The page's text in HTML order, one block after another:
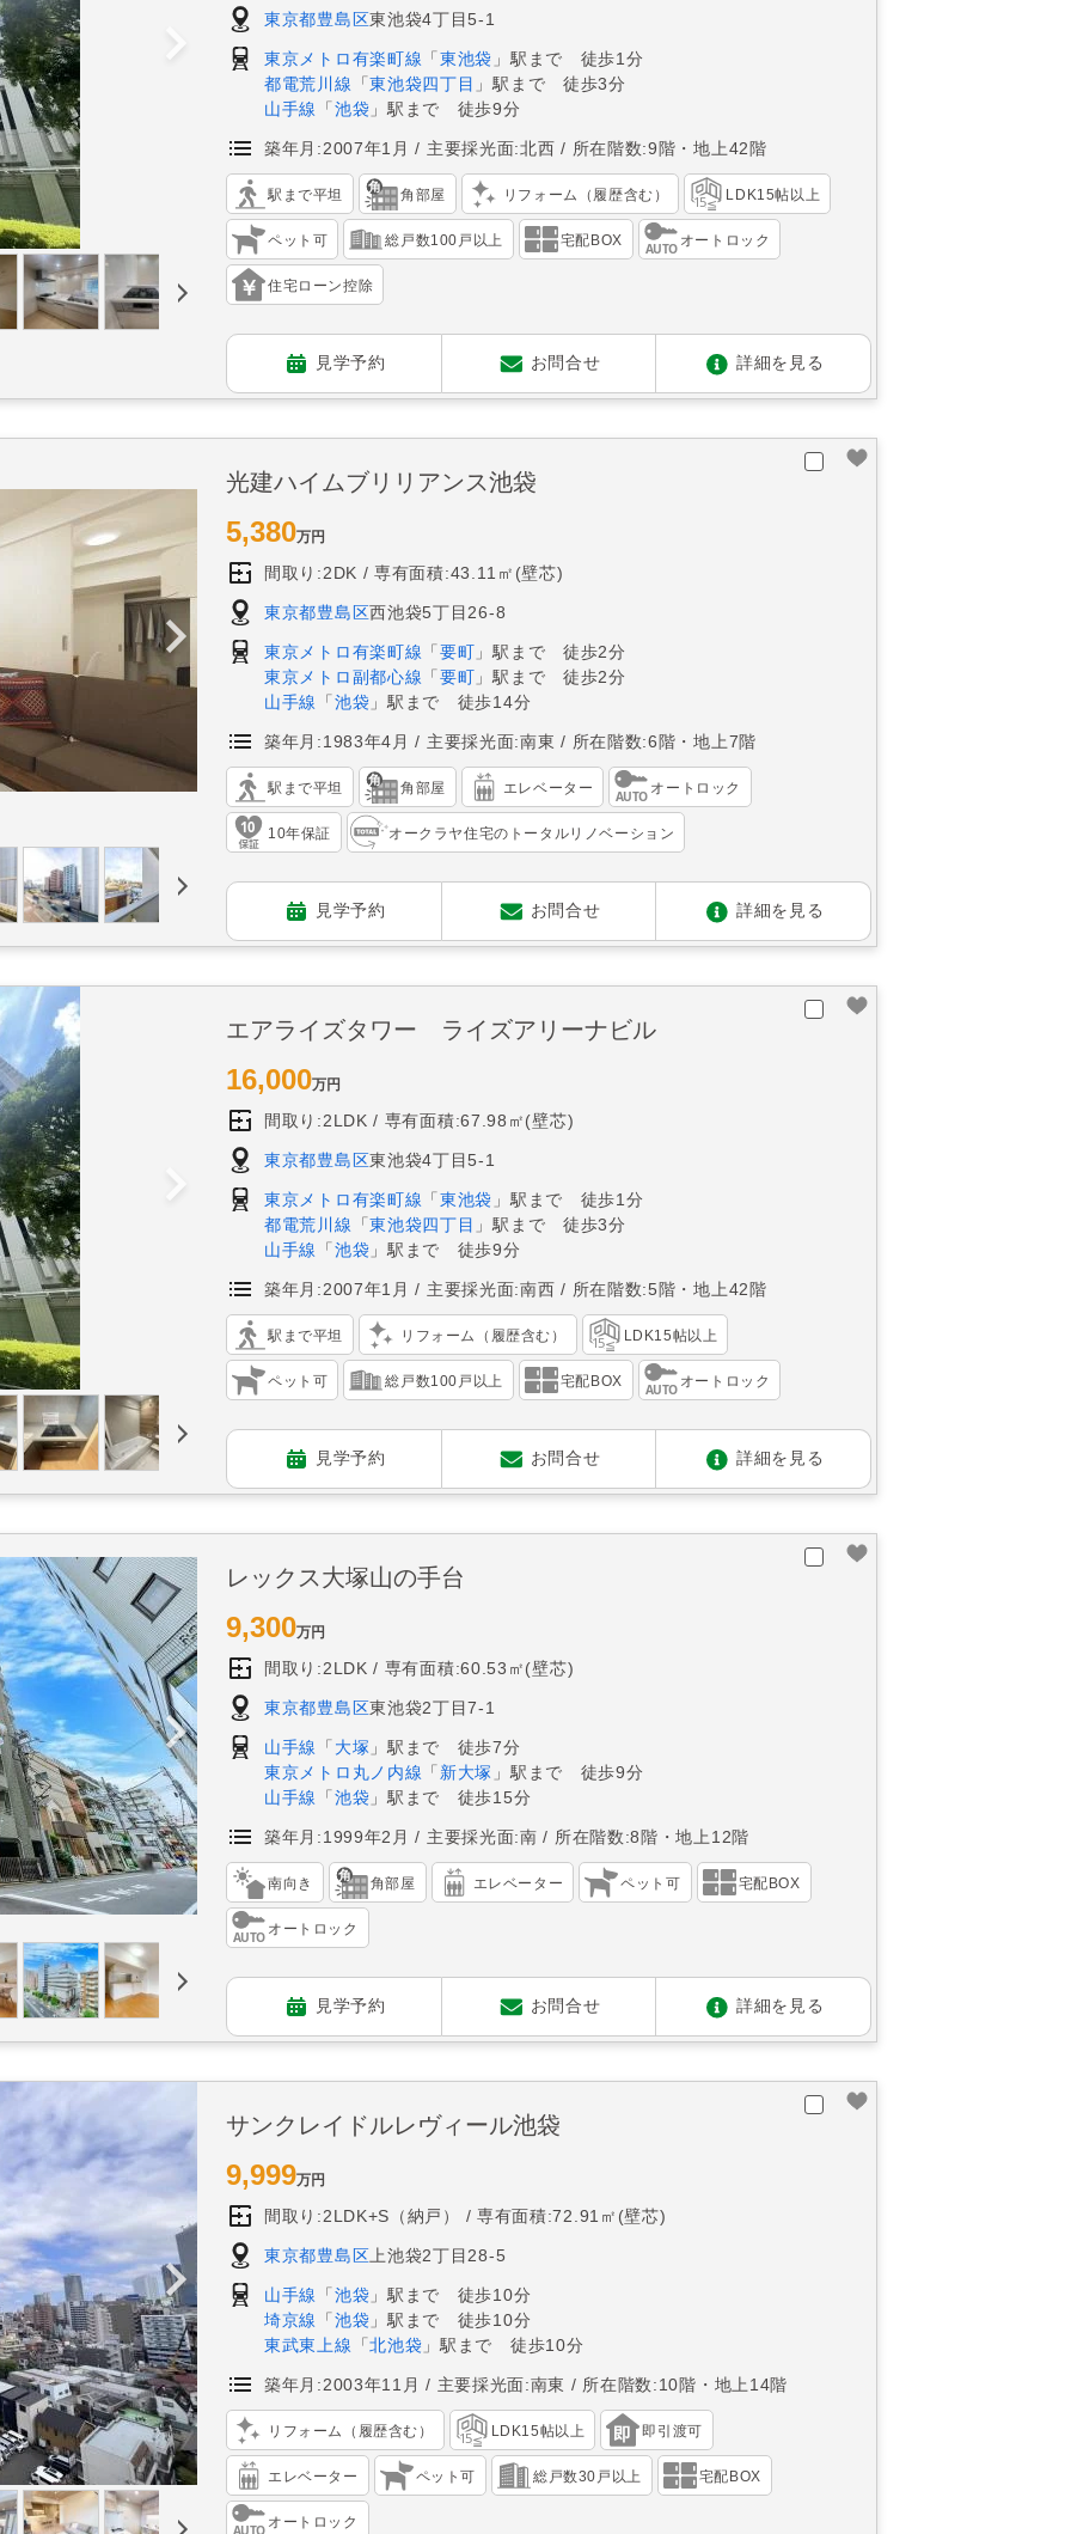
東京都豊島区東池袋4丁目5-1
東京メトロ有楽町線 「東池袋 」駅まで 徒歩1分
都電荒川線 「東池袋四丁目 」駅まで 徒歩3分
山手線
「 池袋 」駅まで 徒歩9分
築年月:2007年1月 主要採光面:北西 所在階数:9階・地上42階
駅まで平坦 角部屋 リフォーム（履歴含む） LDK15帖以上
ペット可 総戸数100戸以上 宅配BOX オートロック
住宅ローン控除
見学予約 お問合せ 詳細を見る
光建ハイムブリリアンス池袋
5,380万円
間取り:2DK 専有面積:43.11㎡(壁芯)
東京都豊島区西池袋5丁目26-8
東京メトロ有楽町線 「要町 」駅まで 徒歩2分
東京メトロ副都心線 「要町 」駅まで 徒歩2分
山手線
「 池袋 」駅まで 徒歩14分
築年月:1983年4月 主要採光面:南東 所在階数:6階・地上7階
駅まで平坦 角部屋 エレベーター オートロック
10年保証 オークラヤ住宅のトータルリノベーション
見学予約 お問合せ 詳細を見る
エアライズタワー ライズアリーナビル
16,000万円
間取り:2LDK 専有面積:67.98㎡(壁芯)
東京都豊島区東池袋4丁目5-1
東京メトロ有楽町線 「東池袋 」駅まで 徒歩1分
都電荒川線 「東池袋四丁目 」駅まで 徒歩3分
山手線
「 池袋 」駅まで 徒歩9分
築年月:2007年1月 主要採光面:南西 所在階数:5階・地上42階
駅まで平坦 リフォーム（履歴含む） LDK15帖以上
ペット可 総戸数100戸以上 宅配BOX オートロック
見学予約 お問合せ 詳細を見る
レックス大塚山の手台
9,300万円
間取り:2LDK 専有面積:60.53㎡(壁芯)
東京都豊島区東池袋2丁目7-1
山手線 「 大塚 」駅まで 徒歩7分
東京メトロ丸ノ内線 「 新大塚 」駅まで 徒歩9分
山手線
「 池袋 」駅まで 徒歩15分
築年月:1999年2月 主要採光面:南 所在階数:8階・地上12階
南向き 角部屋 エレベーター ペット可 宅配BOX
オートロック
見学予約 お問合せ 詳細を見る
サンクレイドルレヴィール池袋
9,999万円
間取り:2LDK+S（納戸） 専有面積:72.91㎡(壁芯)
東京都豊島区 上池袋2丁目28-5
山手線 「 池袋 」駅まで 徒歩10分
埼京線
「 池袋 」駅まで 徒歩10分
東武東上線 「北池袋 」駅まで 徒歩10分
築年月:2003年11月 主要採光面:南東 所在階数:10階・地上14階
リフォーム（履歴含む） LDK15帖以上 即引渡可
エレベーター ペット可 総戸数30戸以上 宅配BOX
オートロック